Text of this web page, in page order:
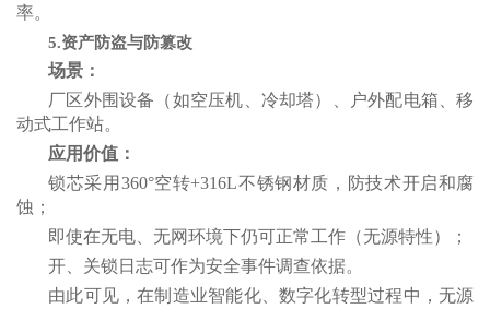
率。
5.资产防盗与防篡改
场景：
厂区外围设备（如空压机、冷却塔）、户外配电箱、移
动式工作站。
应用价值：
锁芯采用 360°空转+316L不锈钢材质， 防技术开启和腐
蚀；
即使在无电、无网环境下仍可正常工作（无源特性）；
开、关锁日志可作为安全事件调查依据。
由此可见，在制造业智能化、数字化转型过程中，无源